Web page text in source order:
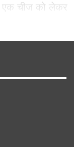
एक चीज को लेकर